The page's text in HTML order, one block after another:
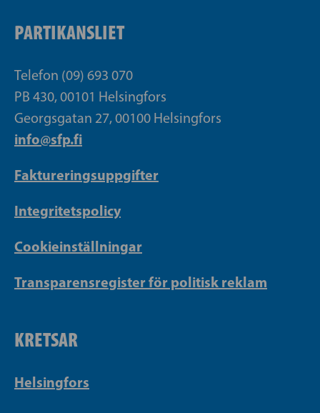
PARTIKANSLIET
Telefon (09) 693 070
PB 430, 00101 Helsingfors
Georgsgatan 27, 00100 Helsingfors
info@sfp.fi
Faktureringsuppgifter
Integritetspolicy
Cookieinställningar
Transparensregister för politisk reklam
KRETSAR
Helsingfors